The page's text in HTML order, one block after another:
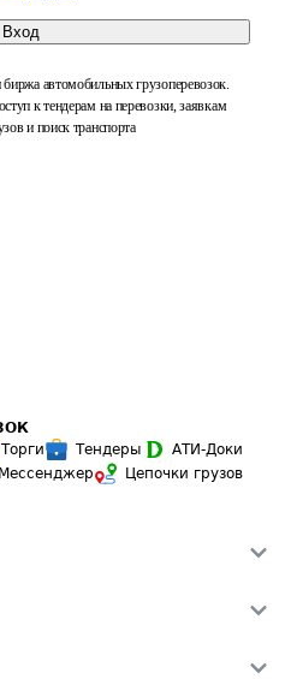
Вход
автомобильных грузоперевозок.
к тендерам на перевозки, заявкам
и поиск транспорта
Торги Тендеры
АТИ-Доки
Цепочки грузов